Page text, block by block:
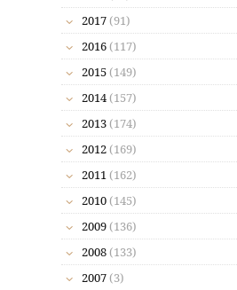
2017 (91)
2016 (117)
2015 (149)
2014 (157)
2013 (174)
2012 (169)
2011 (162)
2010 (145)
2009 (136)
2008 (133)
2007 (3)